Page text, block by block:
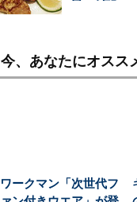
今、あなたにオスス
ワークマン「次世代フ